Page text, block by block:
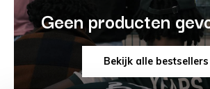
Geen producten
Bekijk alle bestsellers